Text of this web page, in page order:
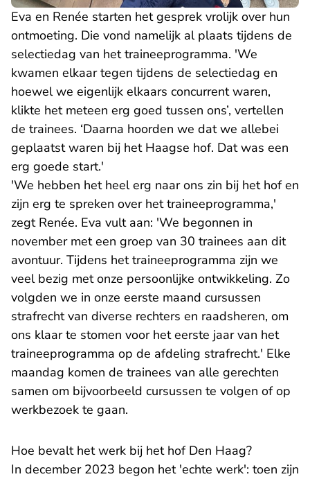
Eva en Renée starten het gesprek vrolijk over hun
ontmoeting. Die vond namelijk al plaats tijdens de
selectiedag van het traineeprogramma. 'We
kwamen elkaar tegen tijdens de selectiedag en
hoewel we eigenlijk elkaars concurrent waren,
klikte het meteen erg goed tussen ons’, vertellen
de trainees. ‘Daarna hoorden we dat we allebei
geplaatst waren bij het Haagse hof. Dat was een
erg goede start.'
'We hebben het heel erg naar ons zin bij het hof en
zijn erg te spreken over het traineeprogramma,'
zegt Renée. Eva vult aan: 'We begonnen in
november met een groep van 30 trainees aan dit
avontuur. Tijdens het traineeprogramma zijn we
veel bezig met onze persoonlijke ontwikkeling. Zo
volgden we in onze eerste maand cursussen
strafrecht van diverse rechters en raadsheren, om
ons klaar te stomen voor het eerste jaar van het
traineeprogramma op de afdeling strafrecht.' Elke
maandag komen de trainees van alle gerechten
samen om bijvoorbeeld cursussen te volgen of op
werkbezoek te gaan.
Hoe bevalt het werk bij het hof Den Haag?
In december 2023 begon het 'echte werk': toen zijn